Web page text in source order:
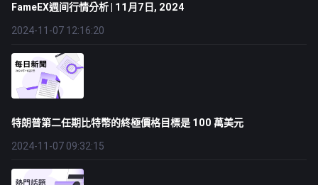
FameEX週间行情分析 | 11月7日, 2024
2024-11-07 12:16:20
特朗普第二任期比特幣的終極價格目標是 100 萬美元
2024-11-07 09:32:15